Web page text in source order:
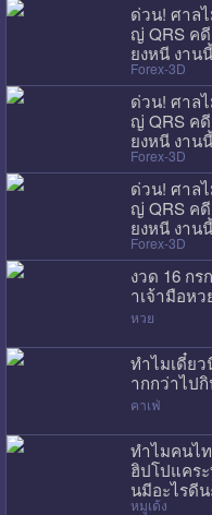
ด่วน! ศาล
ญ่ QRS คดี
ยงหนี งาน
Forex-3D
ด่วน! ศาล
ญ่ QRS คดี
ยงหนี งาน
Forex-3D
ด่วน! ศาล
ญ่ QRS คดี
ยงหนี งาน
Forex-3D
งวด 16 ก
าเจ้ามือห
หวย
ทำไมเดี๋ย
ากกว่าไป
คาเฟ่
ทำไมคนไ
ฮิปโปแคร
นมีอะไรดีน
หมูเด้ง